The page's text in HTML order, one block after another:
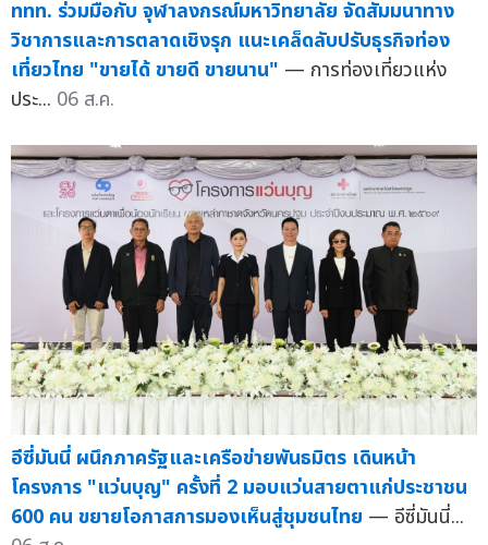
ททท. ร่วมมือกับ จุฬาลงกรณ์มหาวิทยาลัย จัดสัมมนาทาง
วิชาการและการตลาดเชิงรุก แนะเคล็ดลับปรับธุรกิจท่อง
เที่ยวไทย "ขายได้ ขายดี ขายนาน" — การท่องเที่ยวแห่ง
ประ... 06 ส.ค.
อีซี่มันนี่ ผนึกภาครัฐและเครือข่ายพันธมิตร เดินหน้า
โครงการ "แว่นบุญ" ครั้งที่ 2 มอบแว่นสายตาแก่ประชาชน
600 คน ขยายโอกาสการมองเห็นสู่ชุมชนไทย — อีซี่มันนี่...